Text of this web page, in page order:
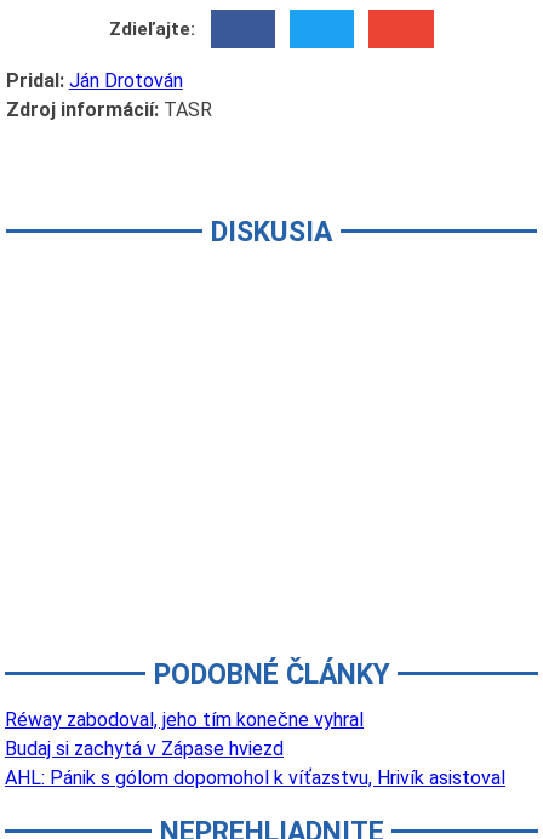
Zdieľajte:
Pridal: Ján Drotován
Zdroj informácií:TASR
DISKUSIA
PODOBNÉ ČLÁNKY
Réway zabodoval, jeho tím konečne vyhral
Budaj si zachytá v Zápase hviezd
AHL: Pánik s gólom dopomohol k víťazstvu, Hrivík asistoval
NEPREHLIADNITE